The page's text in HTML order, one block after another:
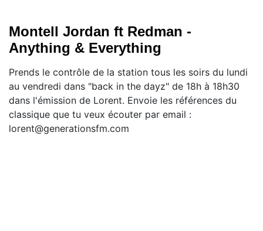
Montell Jordan ft Redman -
Anything & Everything
Prends le contrôle de la station tous les soirs du lundi
au vendredi dans "back in the dayz" de 18h à 18h30
dans l'émission de Lorent. Envoie les références du
classique que tu veux écouter par email :
lorent@generationsfm.com